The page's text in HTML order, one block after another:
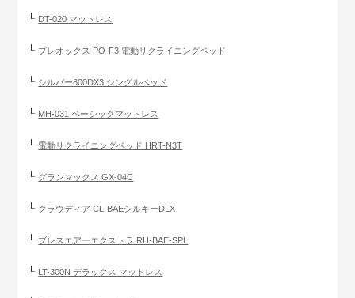
DT-020 マットレス
プレオックス PO-F3 電動リクライニングベッド
シルバー800DX3 シングルベッド
MH-031 ベーシックマットレス
電動リクライニングベッド HRT-N3T
グランマックス GX-04C
クラウディア CL-BAEシルキーDLX
ブレスエアーエクストラ RH-BAE-SPL
LT-300N デラックス マットレス